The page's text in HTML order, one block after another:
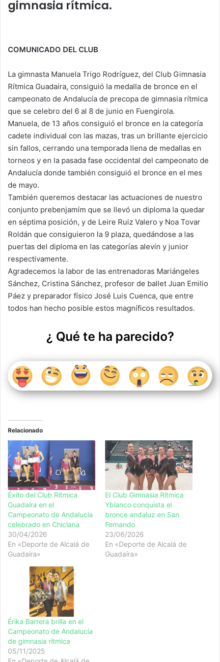
p o
n
gimnasia rítmica.
COMUNICADO DEL CLUB
La gimnasta Manuela Trigo Rodríguez, del Club Gimnasia
Rítmica Guadaíra, consiguió la medalla de bronce en el
campeonato de Andalucía de precopa de gimnasia rítmica
que se celebro del 6 al 8 de junio en Fuengirola.
Manuela, de 13 años consiguió el bronce en la categoría
cadete individual con las mazas, tras un brillante ejercicio
sin fallos, cerrando una temporada llena de medallas en
torneos y en la pasada fase occidental del campeonato de
Andalucía donde también consiguió el bronce en el mes
de mayo.
También queremos destacar las actuaciones de nuestro
conjunto prebenjamím que se llevó un diploma la quedar
en séptima posición, y de Leire Ruiz Valero y Noa Tovar
Roldán que consiguieron la 9 plaza, quedándose a las
puertas del diploma en las categorías alevín y junior
respectivamente.
Agradecemos la labor de las entrenadoras Mariángeles
Sánchez, Cristina Sánchez, profesor de ballet Juan Emilio
Páez y preparador físico José Luis Cuenca, que entre
todos han hecho posible estos magníficos resultados.
¿ Qué te ha parecido?
Relacionado
Éxito del Club Rítmica
Guadaíra en el
Campeonato de Andalucía
celebrado en Chiclana
30/04/2026
En «Deporte de Alcalá de
Guadaíra»
El Club Gimnasia Rítmica
Yblanco conquista el
bronce andaluz en San
Fernando
23/06/2026
En «Deporte de Alcalá de
Guadaíra»
Érika Barrera brilla en el
Campeonato de Andalucía
de gimnasia rítmica
05/11/2025